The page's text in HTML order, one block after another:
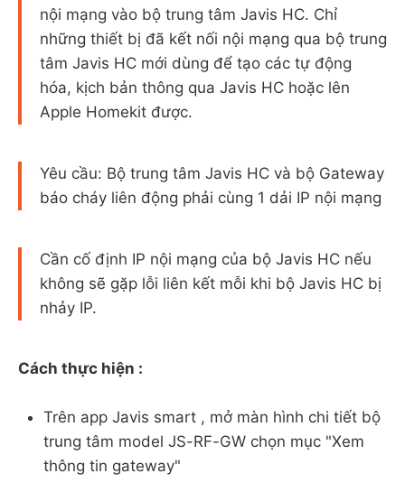
nội mạng vào bộ trung tâm Javis HC. Chỉ
những thiết bị đã kết nối nội mạng qua bộ trung
tâm Javis HC mới dùng để tạo các tự động
hóa, kịch bản thông qua Javis HC hoặc lên
Apple Homekit được.
Yêu cầu: Bộ trung tâm Javis HC và bộ Gateway
báo cháy liên động phải cùng 1 dải IP nội mạng
Cần cố định IP nội mạng của bộ Javis HC nếu
không sẽ gặp lỗi liên kết mỗi khi bộ Javis HC bị
nhảy IP.
Cách thực hiện :
Trên app Javis smart , mở màn hình chi tiết bộ
trung tâm model JS-RF-GW chọn mục "Xem
thông tin gateway"